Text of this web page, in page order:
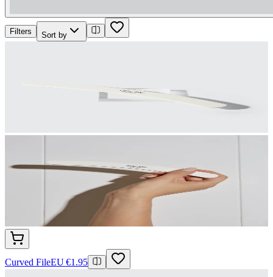
Filters Sort by
Curved FileEU €1.95